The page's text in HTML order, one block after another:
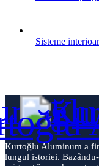
Sisteme
Kurtoğlu Aluminum a
lungul istoriei.